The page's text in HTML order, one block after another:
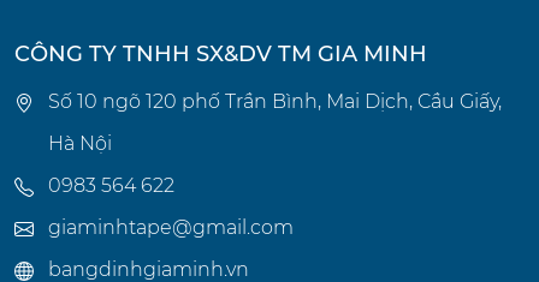
CÔNG TY TNHH SX&DV TM GIA MINH
Số 10 ngõ 120 phố Trần Bình, Mai Dịch, Cầu Giấy,
Hà Nội
0983 564 622
giaminhtape@gmail.com
bangdinhgiaminh.vn